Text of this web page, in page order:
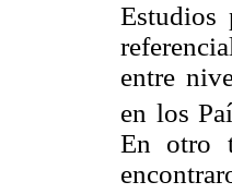
Estudios
entre
en los
En otro